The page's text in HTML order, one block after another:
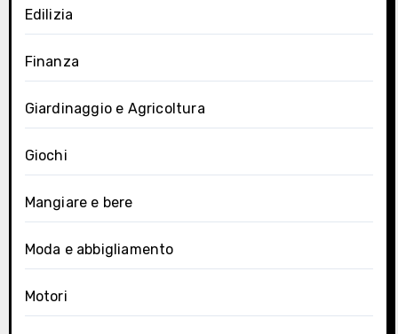
Edilizia
Finanza
Giardinaggio e Agricoltura
Giochi
Mangiare e bere
Moda e abbigliamento
Motori